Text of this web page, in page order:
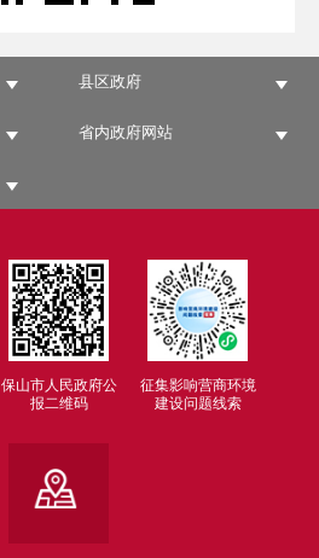
县区政府
省内政府网站
保山市人民政府公
报二维码
征集影响营商环境
建设问题线索